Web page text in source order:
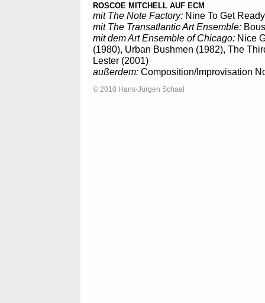
ROSCOE MITCHELL AUF ECM
mit The Note Factory: Nine To Get
mit The Transatlantic Art Ensemble:
mit dem Art Ensemble of Chicago: Nice
(1980), Urban Bushmen (1982), The
Lester (2001)
außerdem: Composition/Improvisation
© 2010 Hans-Jürgen Schaal